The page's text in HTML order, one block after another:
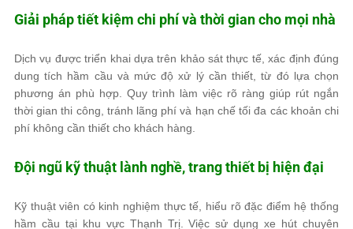
Giải pháp tiết kiệm chi phí và thời gian cho mọi nhà
Dịch vụ được triển khai dựa trên khảo sát thực tế, xác định đúng
dung tích hầm cầu và mức độ xử lý cần thiết, từ đó lựa chọn
phương án phù hợp. Quy trình làm việc rõ ràng giúp rút ngắn
thời gian thi công, tránh lãng phí và hạn chế tối đa các khoản chi
phí không cần thiết cho khách hàng.
Đội ngũ kỹ thuật lành nghề, trang thiết bị hiện đại
Kỹ thuật viên có kinh nghiệm thực tế, hiểu rõ đặc điểm hệ thống
hầm cầu tại khu vực Thạnh Trị. Việc sử dụng xe hút chuyên